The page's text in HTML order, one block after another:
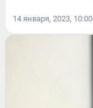
14 января, 2023, 10:00